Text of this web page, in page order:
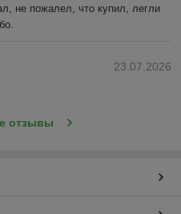
не пожалел, что купил, легли
23.07.2026
отзывы